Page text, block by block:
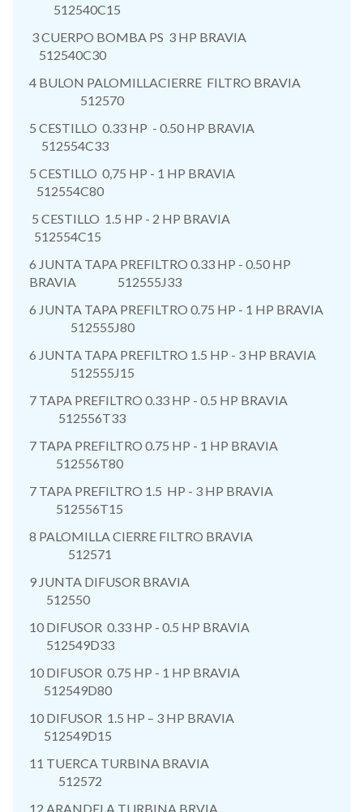
512540C15
3 CUERPO BOMBA PS 3 HP BRAVIA
512540C30
4 BULON PALOMILLACIERRE FILTRO BRAVIA
512570
5 CESTILLO 0.33 HP - 0.50 HP BRAVIA
512554C33
5 CESTILLO 0,75 HP - 1 HP BRAVIA
512554C80
5 CESTILLO 1.5 HP - 2 HP BRAVIA
512554C15
6 JUNTA TAPA PREFILTRO 0.33 HP - 0.50 HP
BRAVIA 512555J33
6 JUNTA TAPA PREFILTRO 0.75 HP - 1 HP BRAVIA
512555J80
6 JUNTA TAPA PREFILTRO 1.5 HP - 3 HP BRAVIA
512555J15
7 TAPA PREFILTRO 0.33 HP - 0.5 HP BRAVIA
512556T33
7 TAPA PREFILTRO 0.75 HP - 1 HP BRAVIA
512556T80
7 TAPA PREFILTRO 1.5 HP - 3 HP BRAVIA
512556T15
8 PALOMILLA CIERRE FILTRO BRAVIA
512571
9 JUNTA DIFUSOR BRAVIA
512550
10 DIFUSOR 0.33 HP - 0.5 HP BRAVIA
512549D33
10 DIFUSOR 0.75 HP - 1 HP BRAVIA
512549D80
10 DIFUSOR 1.5 HP – 3 HP BRAVIA
512549D15
11 TUERCA TURBINA BRAVIA
512572
12 ARANDELA TURBINA BRVIA